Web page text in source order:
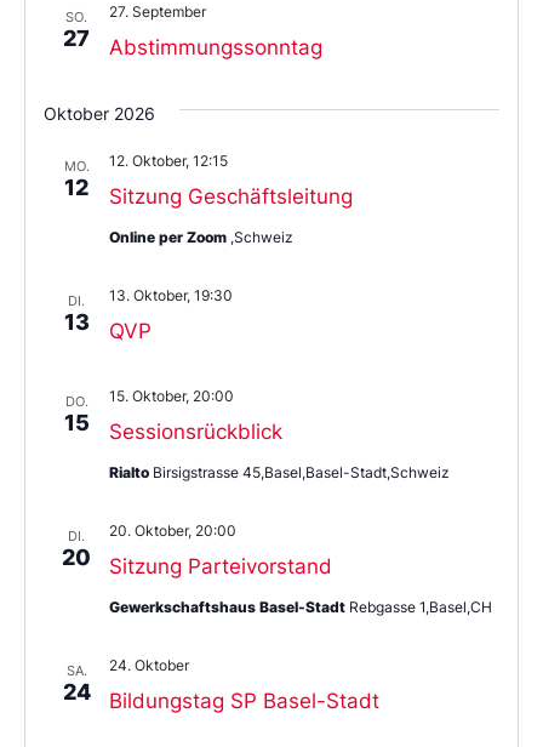
SO.
27 Abstimmungssonntag
27. September
Oktober 2026
MO.
12 Sitzung Geschäftsleitung
12. Oktober, 12:15
Online per Zoom ,Schweiz
DI.
13 QVP
13. Oktober, 19:30
DO.
15 Sessionsrückblick
15. Oktober, 20:00
Rialto Birsigstrasse 45,Basel,Basel-Stadt,Schweiz
DI.
20 Sitzung Parteivorstand
20. Oktober, 20:00
Gewerkschaftshaus Basel-Stadt Rebgasse 1,Basel,CH
SA.
24 Bildungstag SP Basel-Stadt
24. Oktober